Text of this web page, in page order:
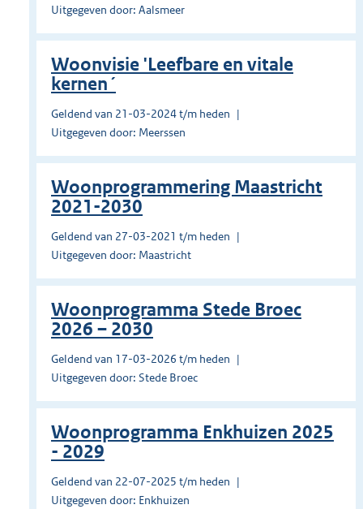
Uitgegeven door: Aalsmeer
Woonvisie 'Leefbare en vitale
kernen´
Geldend van 21-03-2024 t/m heden
Uitgegeven door: Meerssen
Woonprogrammering Maastricht
2021-2030
Geldend van 27-03-2021 t/m heden
Uitgegeven door: Maastricht
Woonprogramma Stede Broec
2026 – 2030
Geldend van 17-03-2026 t/m heden
Uitgegeven door: Stede Broec
Woonprogramma Enkhuizen 2025
- 2029
Geldend van 22-07-2025 t/m heden
Uitgegeven door: Enkhuizen